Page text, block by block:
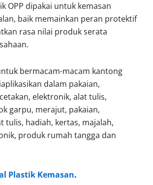
OPP dipakai untuk kemasan
baik memainkan peran protektif
rasa nilai produk serata
bermacam-macam kantong
dalam pakaian,
elektronik, alat tulis,
garpu, merajut, pakaian,
tulis, hadiah, kertas, majalah,
produk rumah tangga dan
Plastik Kemasan.